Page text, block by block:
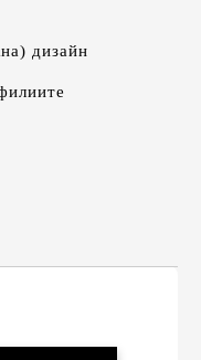
дизайн